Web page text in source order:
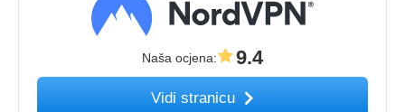
Naša ocjena: 9.4
Vidi stranicu